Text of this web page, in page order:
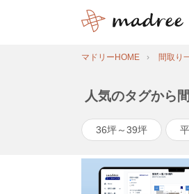
マドリーHOME 間取り
人気のタグから
36坪～39坪